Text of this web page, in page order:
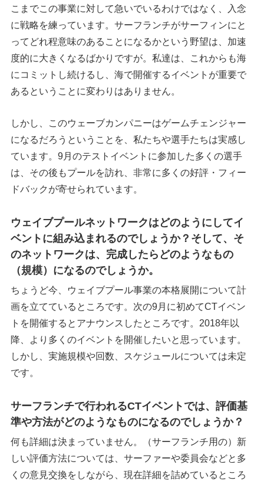
こまでこの事業に対して急いでいるわけではなく、入念
に戦略を練っています。サーフランチがサーフィンにと
ってどれ程意味のあることになるかという野望は、加速
度的に大きくなるばかりですが。私達は、これからも海
にコミットし続けるし、海で開催するイベントが重要で
あるということに変わりはありません。
しかし、このウェーブカンパニーはゲームチェンジャー
になるだろうということを、私たちや選手たちは実感し
ています。9月のテストイベントに参加した多くの選手
は、その後もプールを訪れ、非常に多くの好評・フィー
ドバックが寄せられています。
ウェイブプールネットワークはどのようにしてイ
ベントに組み込まれるのでしょうか？そして、そ
のネットワークは、完成したらどのようなもの
（規模）になるのでしょうか。
ちょうど今、ウェイブプール事業の本格展開について計
画を立てているところです。次の9月に初めてCTイベン
トを開催するとアナウンスしたところです。2018年以
降、より多くのイベントを開催したいと思っています。
しかし、実施規模や回数、スケジュールについては未定
です。
サーフランチで行われるCTイベントでは、評価基
準や方法がどのようなものになるのでしょうか？
何も詳細は決まっていません。（サーフランチ用の）新
しい評価方法については、サーファーや委員会などと多
くの意見交換をしながら、現在詳細を詰めているところ